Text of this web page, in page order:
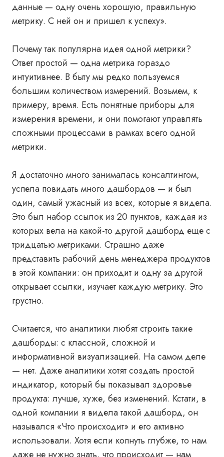
данные — одну очень хорошую, правильную
метрику. С ней он и пришел к успеху».
Почему так популярна идея одной метрики?
Ответ простой — одна метрика гораздо
интуитивнее. В быту мы редко пользуемся
большим количеством измерений. Возьмем, к
примеру, время. Есть понятные приборы для
измерения времени, и они помогают управлять
сложными процессами в рамках всего одной
метрики.
Я достаточно много занималась консалтингом,
успела повидать много дашбордов — и был
один, самый ужасный из всех, которые я видела.
Это был набор ссылок из 20 пунктов, каждая из
которых вела на какой-то другой дашборд еще с
тридцатью метриками. Страшно даже
представить рабочий день менеджера продуктов
в этой компании: он приходит и одну за другой
открывает ссылки, изучает каждую метрику. Это
грустно.
Считается, что аналитики любят строить такие
дашборды: с классной, сложной и
информативной визуализацией. На самом деле
— нет. Даже аналитики хотят создать простой
индикатор, который бы показывал здоровье
продукта: лучше, хуже, без изменений. Кстати, в
одной компании я видела такой дашборд, он
назывался «Что происходит» и его активно
использовали. Хотя если копнуть глубже, то нам